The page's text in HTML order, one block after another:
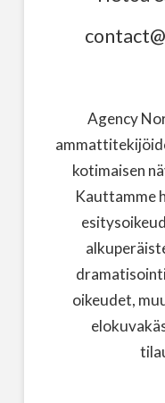
Agency
kotimaisen
Kauttamme
oikeudet,